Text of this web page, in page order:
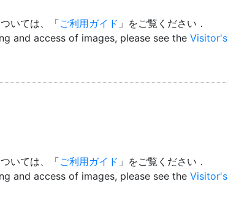
いては、「ご利用ガイド 」をご覧ください．
and access of images, please see the Visitor's
いては、「ご利用ガイド 」をご覧ください．
and access of images, please see the Visitor's